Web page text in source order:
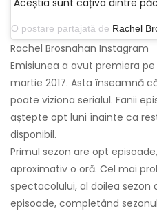
O postare partajată de Rachel
Rachel Brosnahan Instagram
Emisiunea a avut premiera
martie 2017. Asta înseamnă
poate viziona serialul. Fanii
aștepte opt luni înainte ca
disponibil.
Primul sezon are opt
aproximativ o oră. Cel mai
spectacolului, al doilea
episoade, completând